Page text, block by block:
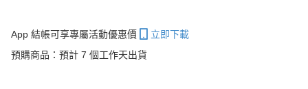
App 結帳可享專屬活動優惠價
立即下載
預購商品：預計 7 個工作天出貨